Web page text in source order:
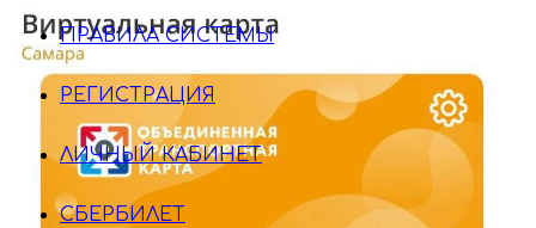
ПРАВИЛА СИСТЕМЫ
РЕГИСТРАЦИЯ
ЛИЧНЫЙ КАБИНЕТ
СБЕРБИЛЕТ